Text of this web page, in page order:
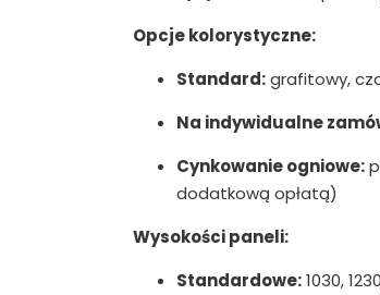
Opcje kolorystyczne:
Standard:grafitowy,
Na indywidualne
Cynkowanie ogniowe:
dodatkową opłatą)
Wysokości paneli:
Standardowe:1030,